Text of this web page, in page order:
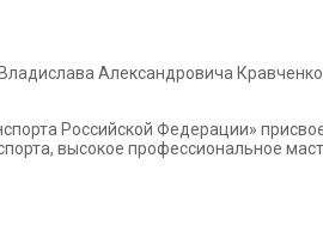
Александровича
Российской Федерации»
высокое профессиональное